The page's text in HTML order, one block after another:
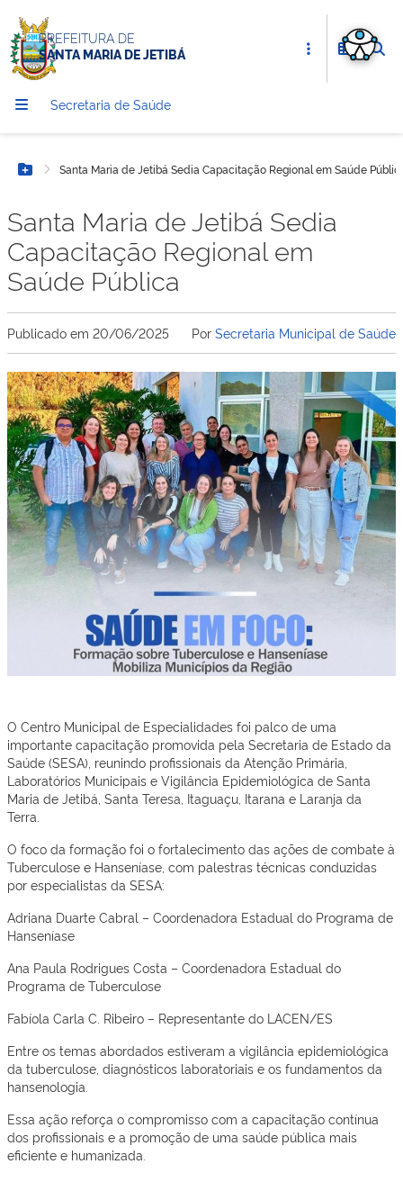
PREFEITURA DE
SANTA MARIA DE JETIBÁ
Secretaria de Saúde
Botão Menu
Santa Maria de Jetibá Sedia Capacitação Regional em Saúde
Santa Maria de Jetibá Sedia
Capacitação Regional em
Saúde Pública
Publicado em 20/06/2025 Por Secretaria Municipal de Saúde
O Centro Municipal de Especialidades foi palco de uma
importante capacitação promovida pela Secretaria de Estado da
Saúde (SESA), reunindo profissionais da Atenção Primária,
Laboratórios Municipais e Vigilância Epidemiológica de Santa
Maria de Jetibá, Santa Teresa, Itaguaçu, Itarana e Laranja da
Terra.
O foco da formação foi o fortalecimento das ações de combate à
Tuberculose e Hanseníase, com palestras técnicas conduzidas
por especialistas da SESA:
Adriana Duarte Cabral – Coordenadora Estadual do Programa de
Hanseníase
Ana Paula Rodrigues Costa – Coordenadora Estadual do
Programa de Tuberculose
Fabíola Carla C. Ribeiro – Representante do LACEN/ES
Entre os temas abordados estiveram a vigilância epidemiológica
da tuberculose, diagnósticos laboratoriais e os fundamentos da
hansenologia.
Essa ação reforça o compromisso com a capacitação contínua
dos profissionais e a promoção de uma saúde pública mais
eficiente e humanizada.